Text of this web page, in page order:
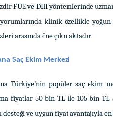
FUE ve DHI yöntemlerinde
klinik özellikle
arasında öne çıkmaktadır
Saç Ekim Merkezi
Türkiye’nin popüler saç ekim
fiyatlar 50 bin TL ile 105 bin TL
desteği ve uygun fiyat avantajıyla